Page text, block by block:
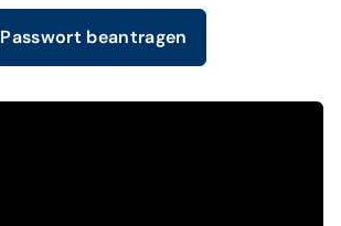
Passwort beantragen